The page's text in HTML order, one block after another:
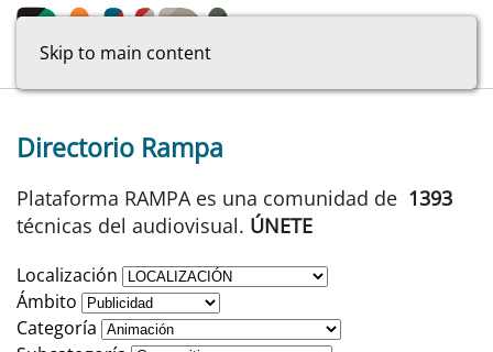
Skip to main content
Directorio Rampa
Plataforma RAMPA es una comunidad de 1393
técnicas del audiovisual. ÚNETE
Localización
Ámbito
Categoría